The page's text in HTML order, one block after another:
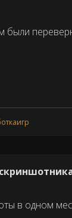
были
в одном